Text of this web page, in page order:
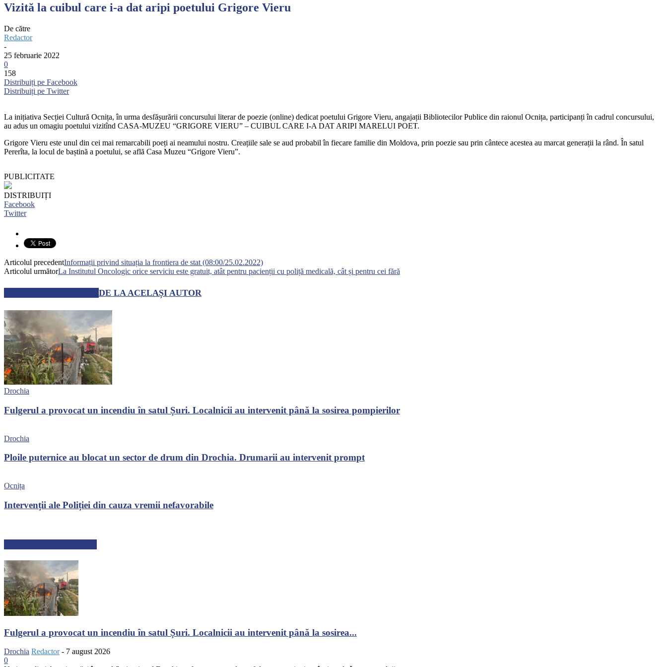
Vizită la cuibul care i-a dat aripi poetului Grigore Vieru
De către
Redactor
-
25 februarie 2022
0
158
Distribuiți pe Facebook
Distribuiți pe Twitter
La inițiativa Secției Cultură Ocnița, în urma desfășurării concursului literar de poezie (online) dedicat poetului Grigore Vieru, angajații Bibliotecilor Publice din raionul Ocnița, participanți în cadrul concursului,
au adus un omagiu poetului vizitînd CASA-MUZEU “GRIGORE VIERU” – CUIBUL CARE I-A DAT ARIPI MARELUI POET.
Grigore Vieru este unul din cei mai remarcabili poeți ai neamului nostru. Creațiile sale se aud probabil în fiecare familie din Moldova, prin poezie sau prin cântece acestea au marcat generații la rând. În satul
Pererîta, la locul de baștină a poetului, se află Casa Muzeu “Grigore Vieru”.
PUBLICITATE
DISTRIBUIȚI
Facebook
Twitter
Articolul precedentInformații privind situația la frontiera de stat (08:00/25.02.2022)
Articolul următorLa Institutul Oncologic orice serviciu este gratuit, atât pentru pacienții cu poliță medicală, cât și pentru cei fără
DE LA ACELAȘI AUTOR
Drochia
Fulgerul a provocat un incendiu în satul Șuri. Localnicii au intervenit până la sosirea pompierilor
Drochia
Ploile puternice au blocat un sector de drum din Drochia. Drumarii au intervenit prompt
Ocnița
Intervenții ale Poliției din cauza vremii nefavorabile
Fulgerul a provocat un incendiu în satul Șuri. Localnicii au intervenit până la sosirea...
Drochia Redactor - 7 august 2026
0